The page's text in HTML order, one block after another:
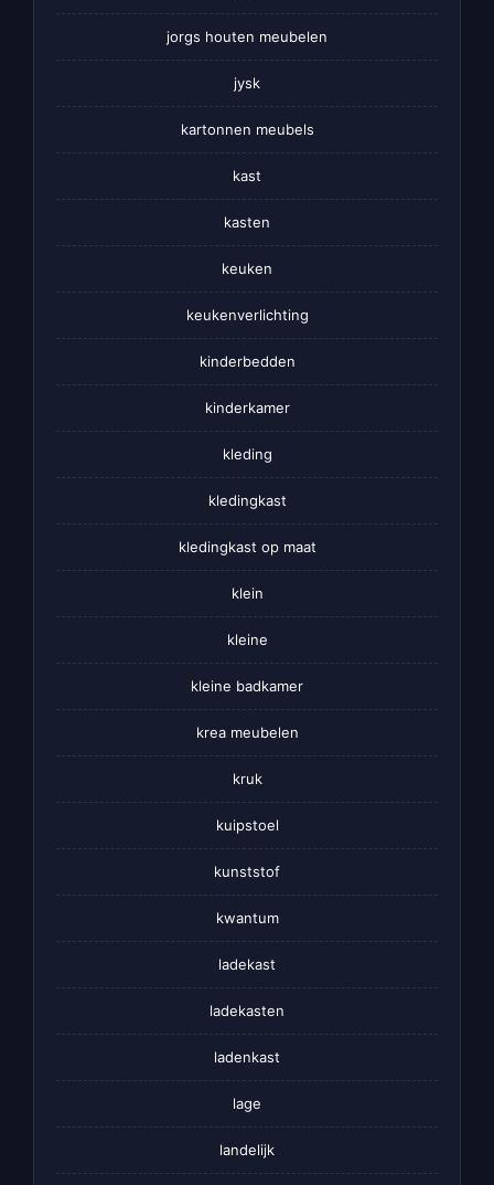
jorgs houten meubelen
jysk
kartonnen meubels
kast
kasten
keuken
keukenverlichting
kinderbedden
kinderkamer
kleding
kledingkast
kledingkast op maat
klein
kleine
kleine badkamer
krea meubelen
kruk
kuipstoel
kunststof
kwantum
ladekast
ladekasten
ladenkast
lage
landelijk